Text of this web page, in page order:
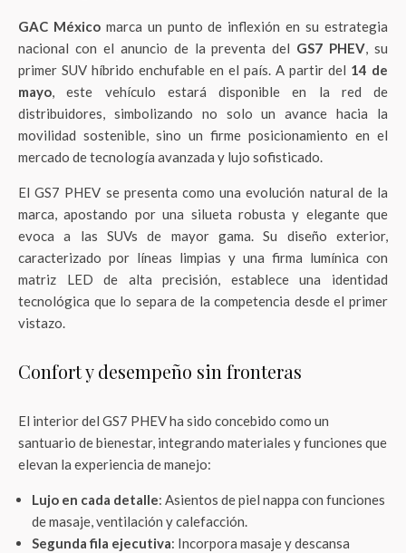
GAC Méxicomarca un punto de inflexión en su estrategia
nacional con el anuncio de la preventa del GS7 PHEV, su
primer SUV híbrido enchufable en el país. A partir del 14 de
mayo, este vehículo estará disponible en la red de
distribuidores, simbolizando no solo un avance hacia la
movilidad sostenible, sino un firme posicionamiento en el
mercado de tecnología avanzada y lujo sofisticado.
El GS7 PHEV se presenta como una evolución natural de la
marca, apostando por una silueta robusta y elegante que
evoca a las SUVs de mayor gama. Su diseño exterior,
caracterizado por líneas limpias y una firma lumínica con
matriz LED de alta precisión, establece una identidad
tecnológica que lo separa de la competencia desde el primer
vistazo.
Confort y desempeño sin fronteras
El interior del GS7 PHEV ha sido concebido como un
santuario de bienestar, integrando materiales y funciones que
elevan la experiencia de manejo:
Lujo en cada detalle: Asientos de piel nappa con funciones
de masaje, ventilación y calefacción.
Segunda fila ejecutiva: Incorpora masaje y descansa